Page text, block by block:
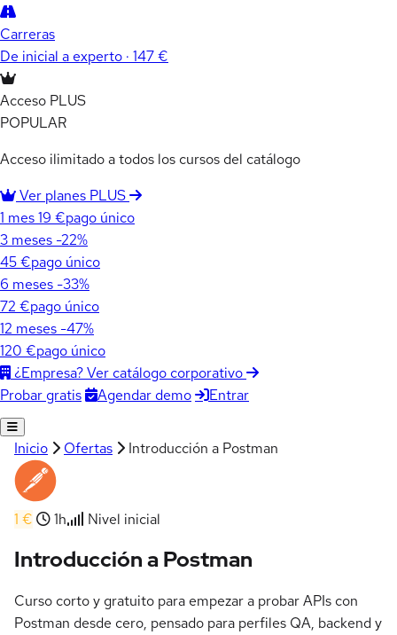
Carreras
De inicial a experto · 147 €
Acceso PLUS
POPULAR
Acceso ilimitado a todos los cursos del catálogo
Ver planes PLUS
1 mes19 €pago único
3 meses -22%
45 €pago único
6 meses -33%
72 €pago único
12 meses -47%
120 €pago único
¿Empresa? Ver catálogo corporativo
Probar gratis
Agendar demo Entrar
Inicio Ofertas Introducción a Postman
1 € 1h Nivel inicial
Introducción a Postman
Curso corto y gratuito para empezar a probar APIs con
Postman desde cero, pensado para perfiles QA, backend y